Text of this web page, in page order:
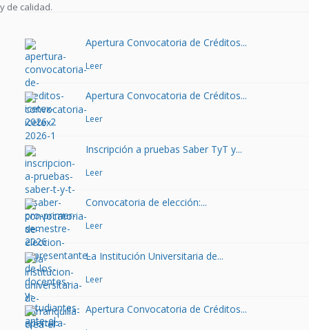
y de calidad.
Apertura Convocatoria de Créditos...
Leer
Apertura Convocatoria de Créditos...
Leer
Inscripción a pruebas Saber TyT y...
Leer
Convocatoria de elección:...
Leer
La Institución Universitaria de...
Leer
Apertura Convocatoria de Créditos...